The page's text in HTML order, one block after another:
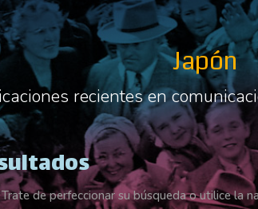
Japón
recientes en
de perfeccionar su búsqueda o utilice la